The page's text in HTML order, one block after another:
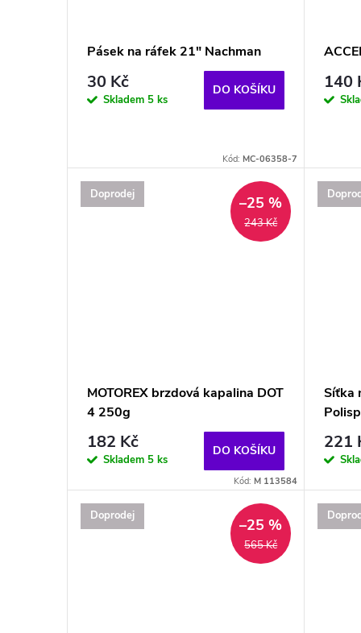
t
ů
d
u
Pásek na ráfek 21" Nachman
30 Kč
Skladem 5 ks
DO KOŠÍKU
Kód: MC-06358-7
140
Doprodej
243 Kč
–25 %
MOTOREX brzdová kapalina DOT
4 250g
182 Kč
Skladem 5 ks
DO KOŠÍKU
Kód: M 113584
Síťka
221
Doprodej
565 Kč
–25 %